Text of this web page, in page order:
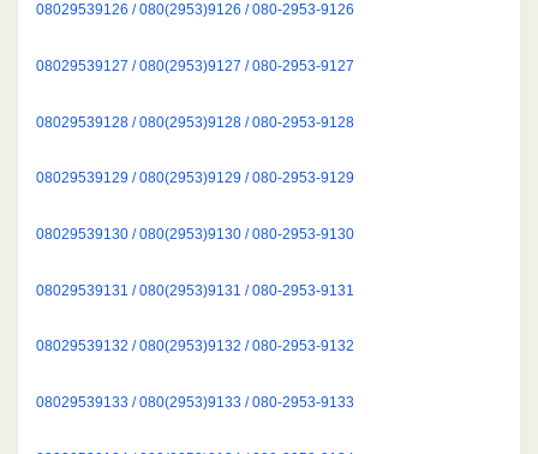
08029539126 / 080(2953)9126 / 080-2953-9126
08029539127 / 080(2953)9127 / 080-2953-9127
08029539128 / 080(2953)9128 / 080-2953-9128
08029539129 / 080(2953)9129 / 080-2953-9129
08029539130 / 080(2953)9130 / 080-2953-9130
08029539131 / 080(2953)9131 / 080-2953-9131
08029539132 / 080(2953)9132 / 080-2953-9132
08029539133 / 080(2953)9133 / 080-2953-9133